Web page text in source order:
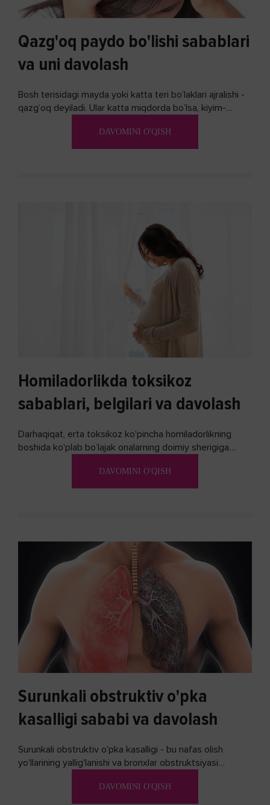
Qazg'oq paydo bo'lishi sabablari
va uni davolash
Bosh terisidagi mayda yoki katta teri bo’laklari ajralishi -
qazg’oq deyiladi. Ular katta miqdorda bo’lsa, kiyim-
DAVOMINI O'QISH
Homiladorlikda toksikoz
sabablari, belgilari va davolash
Darhaqiqat, erta toksikoz ko'pincha homiladorlikning
boshida ko'plab bo’lajak onalarning doimiy sherigiga
biron bir usuli bormi?DAVOMINI O'QISH
Surunkali obstruktiv o'pka
kasalligi sababi va davolash
Surunkali obstruktiv o'pka kasalligi - bu nafas olish
yo'llarining yallig'lanishi va bronxlar obstruktsiyasi
DAVOMINI O'QISH